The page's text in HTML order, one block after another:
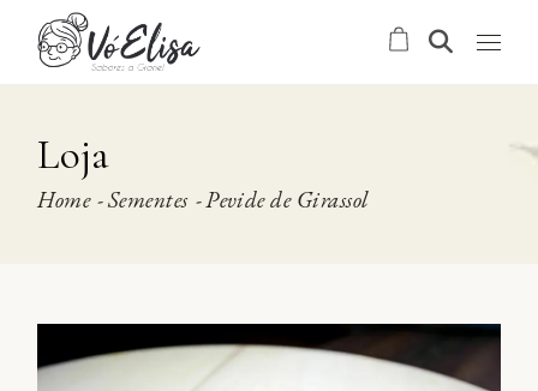
content
Loja
Home Sementes Pevide de Girassol